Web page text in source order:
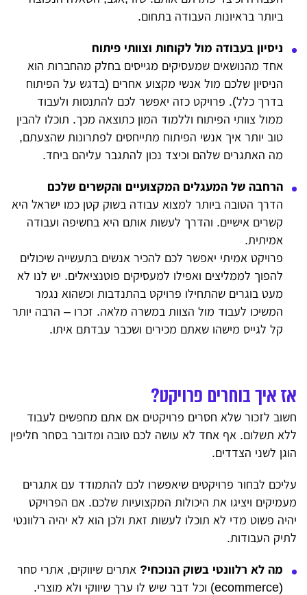
ביותר בראיונות העבודה בתחום.
ניסיון בעבודה מול לקוחות וצוותי פיתוח
אחד מהנושאים שמעסיקים מגייסים בחלק מהחברות הוא
הניסיון שלכם מול אנשי מקצוע אחרים (בדגש על הפיתוח
בדרך כלל). פרויקט כזה יאפשר לכם להתנסות ולעבוד
ממול צוותי הפיתוח וללמוד המון כתוצאה מכך. תוכלו להבין
טוב יותר איך אנשי הפיתוח מתייחסים לפתרונות שהצעתם,
מה האתגרים שלהם וכיצד נכון להתגבר עליהם ביחד.
הרחבה של המעגלים המקצועיים והקשרים שלכם
הדרך הטובה ביותר למצוא עבודה בשוק קטן כמו ישראל היא
קשרים אישיים. והדרך לעשות אותם היא בחשיפה ועבודה
אמיתית.
פרויקט אמיתי יאפשר לכם להכיר אנשים בתעשייה שיכולים
להפוך לממליצים ואפילו למעסיקים פוטנציאלים. יש לנו לא
מעט בוגרים שהתחילו פרויקט בהתנדבות וכשהוא נגמר
המשיכו לעבוד מול הצוות במשרה מלאה. זכרו – הרבה יותר
קל לגייס מישהו שאתם מכירים ושכבר עבדתם איתו.
אז איך בוחרים פרויקט?
חשוב לזכור שלא חסרים פרויקטים אם אתם מחפשים לעבוד
ללא תשלום. אף אחד לא עושה לכם טובה ומדובר בסחר חליפין
הוגן לשני הצדדים.
עליכם לבחור פרויקטים שיאפשרו לכם להתמודד עם אתגרים
מעמיקים ויציגו את היכולות המקצועיות שלכם. אם הפרויקט
יהיה פשוט מדי לא תוכלו לעשות זאת ולכן הוא לא יהיה רלוונטי
לתיק העבודות.
מה לא רלוונטי בשוק הנוכחי? אתרים שיווקים, אתרי סחר
(ecommerce) וכל דבר שיש לו ערך שיווקי ולא מוצרי.